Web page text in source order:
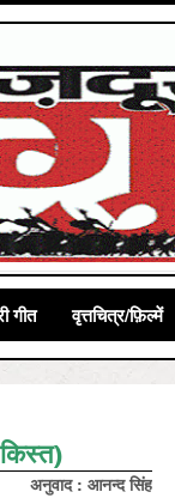
गीत वृत्तचित्र/फ़िल्में
अनुवाद : आनन्द सिंह